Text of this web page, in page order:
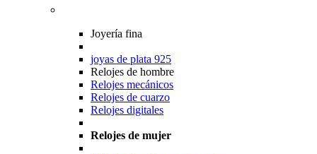
Joyería fina
joyas de plata 925
Relojes de hombre
Relojes mecánicos
Relojes de cuarzo
Relojes digitales
Relojes de mujer